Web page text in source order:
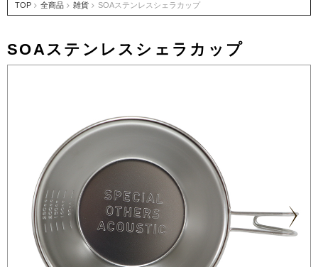
TOP 全商品 雑貨 SOAステンレスシェラカップ
SOAステンレスシェラカップ